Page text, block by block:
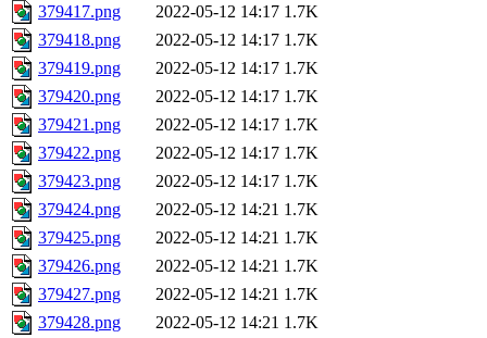
379417.png
2022-05-12 14:17 1.7K
379418.png
2022-05-12 14:17 1.7K
379419.png
2022-05-12 14:17 1.7K
379420.png
2022-05-12 14:17 1.7K
379421.png
2022-05-12 14:17 1.7K
379422.png
2022-05-12 14:17 1.7K
379423.png
2022-05-12 14:17 1.7K
379424.png
2022-05-12 14:21 1.7K
379425.png
2022-05-12 14:21 1.7K
379426.png
2022-05-12 14:21 1.7K
379427.png
2022-05-12 14:21 1.7K
379428.png
2022-05-12 14:21 1.7K